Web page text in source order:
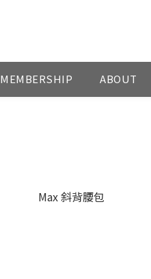
MEMBERSHIP ABOUT